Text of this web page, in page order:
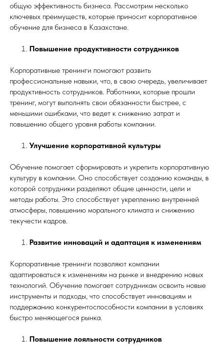
общую эффективность бизнеса. Рассмотрим несколько
ключевых преимуществ, которые приносит корпоративное
обучение для бизнеса в Казахстане.
Повышение продуктивности сотрудников
Корпоративные тренинги помогают развить
профессиональные навыки, что, в свою очередь, увеличивает
продуктивность сотрудников. Работники, которые прошли
тренинг, могут выполнять свои обязанности быстрее, с
меньшими ошибками, что ведет к снижению затрат и
повышению общего уровня работы компании.
Улучшение корпоративной культуры
Обучение помогает сформировать и укрепить корпоративную
культуру в компании. Оно способствует созданию команды, в
которой сотрудники разделяют общие ценности, цели и
методы работы. Это способствует укреплению внутренней
атмосферы, повышению морального климата и снижению
текучести кадров.
Развитие инноваций и адаптация к изменениям
Корпоративные тренинги позволяют компании
адаптироваться к изменениям на рынке и внедрению новых
технологий. Обучение помогает сотрудникам освоить новые
инструменты и подходы, что способствует инновациям и
поддержанию конкурентоспособности компании в условиях
быстро меняющегося рынка.
Повышение лояльности сотрудников